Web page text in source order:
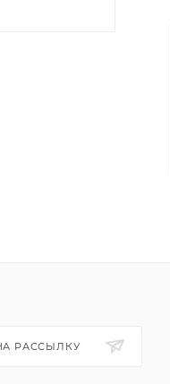
РАССЫЛКУ